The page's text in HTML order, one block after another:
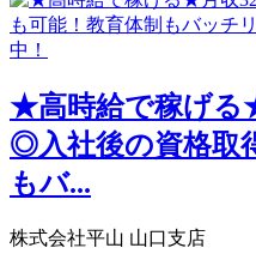
★高時給で稼げる
◎入社後の資格取
もバ...
株式会社平山 山口支店